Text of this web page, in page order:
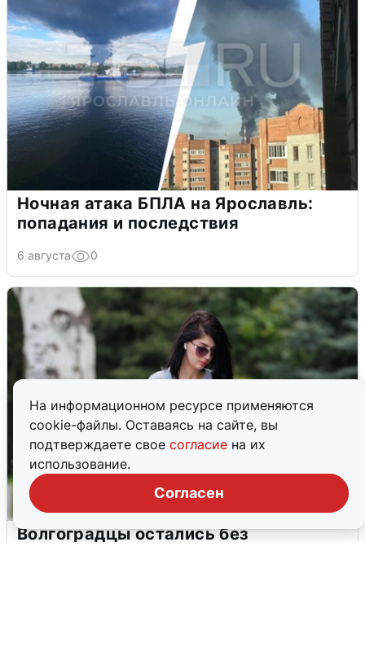
На информационном ресурсе применяются
cookie-файлы. Оставаясь на сайте, вы
подтверждаете свое согласие на их
использование.
Согласен
Ночная атака БПЛА на Ярославль:
попадания и последствия
6 августа 0
Волгоградцы остались без